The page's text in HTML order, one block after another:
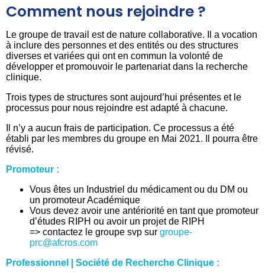
Comment nous rejoindre ?
Le groupe de travail est de nature collaborative. Il a vocation
à inclure des personnes et des entités ou des structures
diverses et variées qui ont en commun la volonté de
développer et promouvoir le partenariat dans la recherche
clinique.
Trois types de structures sont aujourd’hui présentes et le
processus pour nous rejoindre est adapté à chacune.
Il n’y a aucun frais de participation. Ce processus a été
établi par les membres du groupe en Mai 2021. Il pourra être
révisé.
Promoteur :
Vous êtes un Industriel du médicament ou du DM ou
un promoteur Académique
Vous devez avoir une antériorité en tant que promoteur
d’études RIPH ou avoir un projet de RIPH
=> contactez le groupe svp sur groupe-
prc@afcros.com
Professionnel | Société de Recherche Clinique :